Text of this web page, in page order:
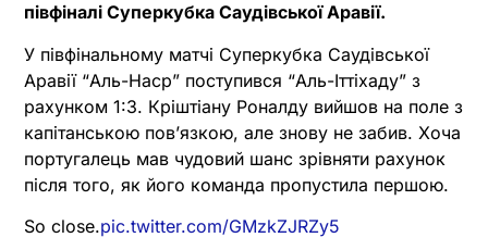
півфіналі Суперкубка Саудівської Аравії.
У півфінальному матчі Суперкубка Саудівської
Аравії “Аль-Наср” поступився “Аль-Іттіхаду” з
рахунком 1:3. Кріштіану Роналду вийшов на поле з
капітанською пов’язкою, але знову не забив. Хоча
португалець мав чудовий шанс зрівняти рахунок
після того, як його команда пропустила першою.
So close.pic.twitter.com/GMzkZJRZy5